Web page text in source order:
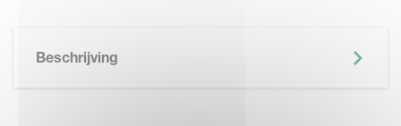
Beschrijving